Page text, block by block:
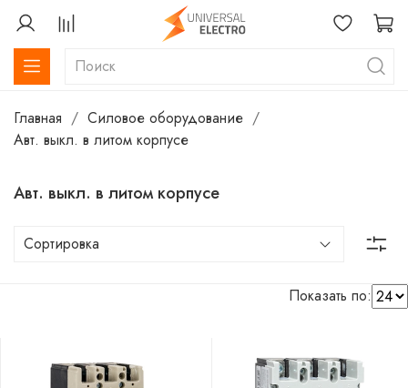
Главная
Силовое оборудование
Авт. выкл. в литом корпусе
Авт. выкл. в литом корпусе
Показать по: